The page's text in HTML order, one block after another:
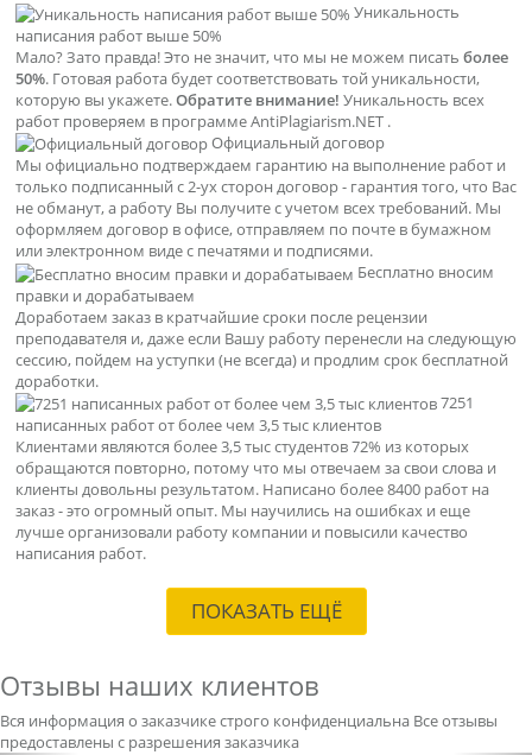
Уникальность
написания работ выше 50%
Мало? Зато правда! Это не значит, что мы не можем писать более
50%. Готовая работа будет соответствовать той уникальности,
которую вы укажете.Обратите внимание! Уникальность всех
работ проверяем в программе AntiPlagiarism.NET .
Официальный договор
Мы официально подтверждаем гарантию на выполнение работ и
только подписанный с 2-ух сторон договор - гарантия того, что Вас
не обманут, а работу Вы получите с учетом всех требований. Мы
оформляем договор в офисе, отправляем по почте в бумажном
или электронном виде с печатями и подписями.
Бесплатно вносим
правки и дорабатываем
Доработаем заказ в кратчайшие сроки после рецензии
преподавателя и, даже если Вашу работу перенесли на следующую
сессию, пойдем на уступки (не всегда) и продлим срок бесплатной
доработки.
7251
написанных работ от более чем 3,5 тыс клиентов
Клиентами являются более 3,5 тыс студентов 72% из которых
обращаются повторно, потому что мы отвечаем за свои слова и
клиенты довольны результатом. Написано более 8400 работ на
заказ - это огромный опыт. Мы научились на ошибках и еще
лучше организовали работу компании и повысили качество
написания работ.
ПОКАЗАТЬ ЕЩЁ
Отзывы наших клиентов
Вся информация о заказчике строго конфиденциальна Все отзывы
предоставлены с разрешения заказчика